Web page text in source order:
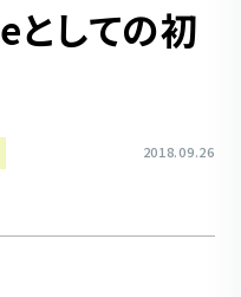
しての初
2018.09.26